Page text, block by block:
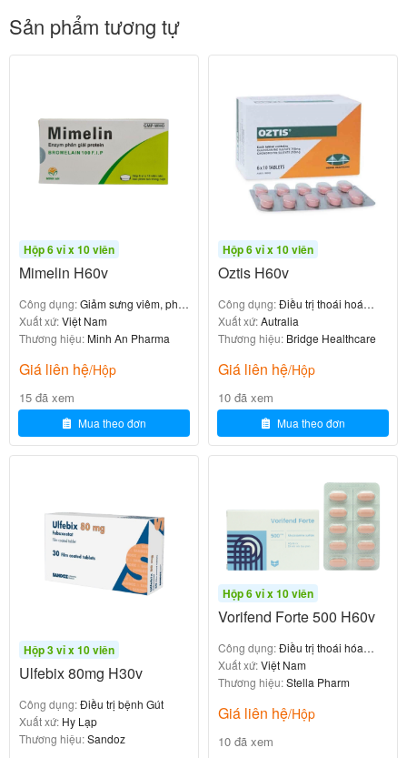
BẠCH MAI
Địa chỉ: 78 Giải Phóng, Phương Mai, Đống Đa, Hà Nội
Youtube:Nhà thuốc Bạch Mai
[/su_list][su_row][su_column size=”1/2″ center=”no” class=””]
[su_button url=”https://m.me/nhathuocbachmai.vn”
background=”#008800″ color=”#ffffff” icon=”icon: user-md”
desc=”
Bấm vào để chat với tư vấn hỗ trợ 24/7
center=”no” class=””][su_button url=”https://mypill.vn/gui-don-
thuoc/” background=”#ffffff” color=”#555555″ icon=”icon:
facebook-messenger” icon_color=”#555555″ desc=”
đơn thuốc và nhận thuốc tại nhà
MyPill™[/su_button][/su_column][/su_row][/su_tab][/su_tabs]
[/su_box]
Sản phẩm tương tự
Hộp 6 vỉ x 10 viên
Mimelin H60v
Công dụng:Giảm sưng viêm, phù
nề
Xuất xứ:Việt Nam
Thương hiệu:Minh An Pharma
Giá liên hệ/Hộp
15 đã xem
Mua theo đơn
Hộp 6 vỉ x 10 viên
Oztis H60v
Công dụng:Điều trị thoái hoá
khớp gối
Xuất xứ:Autralia
Thương hiệu: Bridge Healthcare
Giá liên hệ/Hộp
10 đã xem
Mua theo đơn
Hộp 3 vỉ x 10 viên
Ulfebix 80mg H30v
Công dụng:Điều trị bệnh Gút
Xuất xứ: Hy Lạp
Thương hiệu:Sandoz
Hộp 6 vỉ x 10 viên
Vorifend Forte 500 H60v
Công dụng:Điều trị thoái hóa
khớp gối
Xuất xứ:Việt Nam
Thương hiệu:Stella Pharm
Giá liên hệ/Hộp
10 đã xem